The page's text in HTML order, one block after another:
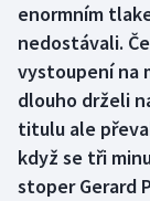
Curling
Dostihy
Florbal
Futsal
enormním
nedostávali.
vystoupení na
dlouho drželi
titulu ale
když se tři
stoper Gerard